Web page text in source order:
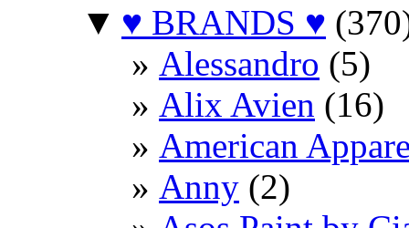
▼ ♥ BRANDS ♥
Alessandro (5)
Alix Avien (16)
American
Anny (2)